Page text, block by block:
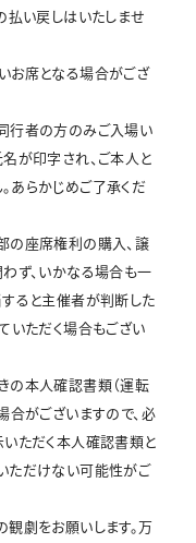
払い戻しはいたしませ
お席となる場合がござ
行者の方のみご入場い
が印字され、ご本人と
あらかじめご了承くだ
の座席権利の購入、譲
ず、いかなる場合も一
ると主催者が判断した
いただく場合もござい
の本人確認書類（運転
合がございますので、必
ただく本人確認書類と
ただけない可能性がご
劇をお願いします。万